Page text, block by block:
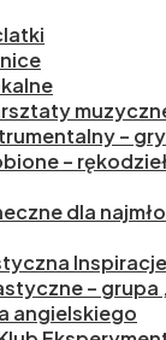
–
–
dla
– grupa
angielskiego